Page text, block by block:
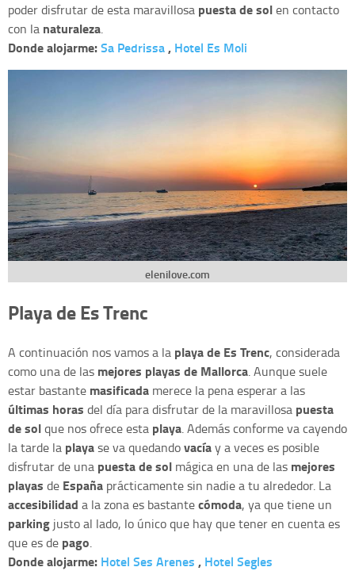
poder disfrutar de esta maravillosa puesta de solen contacto
con la naturaleza.
Donde alojarme:Sa Pedrissa, Hotel Es Moli
elenilove.com
Playa de Es Trenc
A continuación nos vamos a la playa de Es Trenc, considerada
como una de las mejores playas de Mallorca. Aunque suele
estar bastante masificada merece la pena esperar a las
últimas horas del día para disfrutar de la maravillosa puesta
de solque nos ofrece esta playa. Además conforme va cayendo
la tarde la playase va quedandovacíay a veces es posible
disfrutar de una puesta de sol mágica en una de las mejores
playas de España prácticamente sin nadie a tu alrededor. La
accesibilidad a la zona es bastantecómoda, ya que tiene un
parking justo al lado, lo único que hay que tener en cuenta es
que es de pago.
Donde alojarme: Hotel Ses Arenes , Hotel Segles